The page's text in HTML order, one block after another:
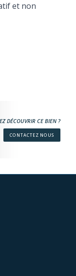
et non
DÉCOUVRIR CE BIEN ?
CONTACTEZ NOUS